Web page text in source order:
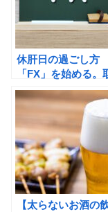
休肝日の過ごし方
「FX」を始める。
引時間は21時以降
米国経済指標と値
【太らないお酒の